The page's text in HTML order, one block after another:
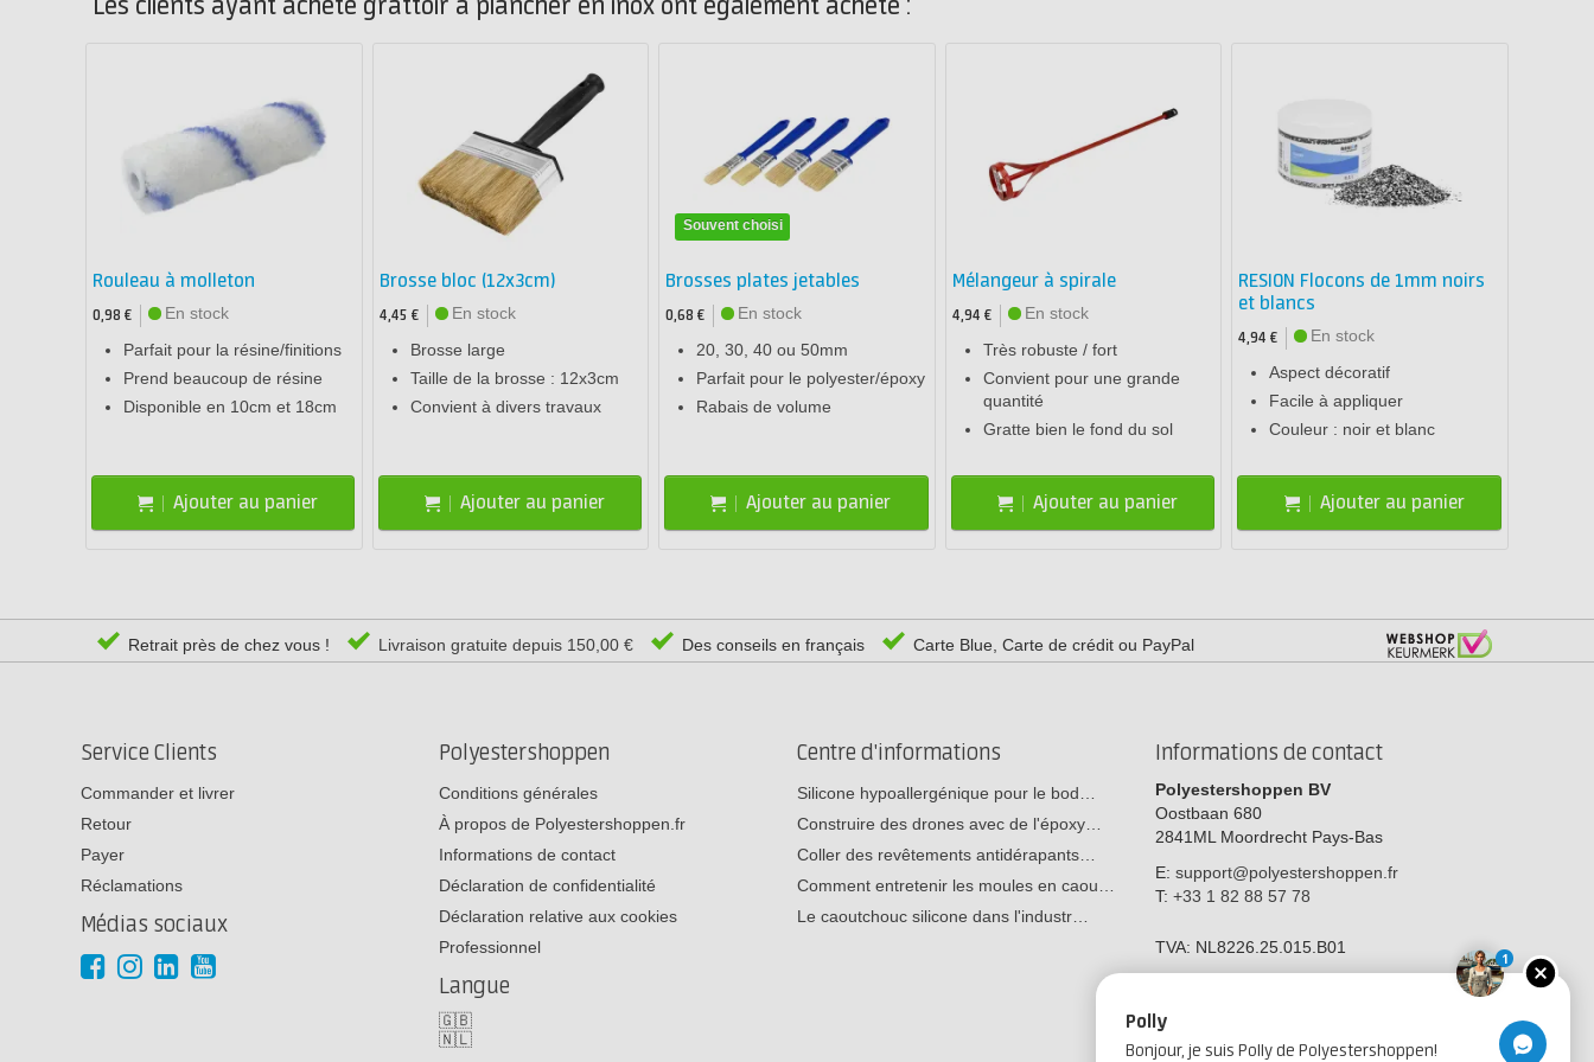
Les clients ayant acheté grattoir à plancher en inox ont également acheté :
Rouleau à molleton
0,98 €
En stock
Parfait pour la résine/finitions
Prend beaucoup de résine
Disponible en 10cm et 18cm
Ajouter au panier
Brosse bloc (12x3cm)
4,45 €
En stock
Brosse large
Taille de la brosse : 12x3cm
Convient à divers travaux
Ajouter au panier
Souvent choisi
Brosses plates jetables
0,68 €
En stock
20, 30, 40 ou 50mm
Parfait pour le polyester/époxy
Rabais de volume
Ajouter au panier
Mélangeur à spirale
4,94 €
En stock
Très robuste / fort
Convient pour une grande
quantité
Gratte bien le fond du sol
Ajouter au panier
RESION Flocons de 1mm noirs
et blancs
4,94 €
En stock
Aspect décoratif
Facile à appliquer
Couleur : noir et blanc
Ajouter au panier
Retrait près de chez vous ! Livraison gratuite depuis 150,00 € Des conseils en français Carte Blue, Carte de crédit ou PayPal
Service Clients
Commander et livrer
Retour
Payer
Réclamations
Médias sociaux
Polyestershoppen
Conditions générales
À propos de Polyestershoppen.fr
Informations de contact
Déclaration de confidentialité
Déclaration relative aux cookies
Professionnel
Langue
🇬🇧
🇳🇱
Centre d'informations
Silicone hypoallergénique pour le bod…
Construire des drones avec de l'époxy…
Coller des revêtements antidérapants…
Comment entretenir les moules en caou…
Le caoutchouc silicone dans l'industr…
Informations de contact
Polyestershoppen BV
Oostbaan 680
2841ML Moordrecht Pays-Bas
E: support@polyestershoppen.fr
T: +33 1 82 88 57 78
TVA: NL8226.25.015.B01
1
Polly
Bonjour, je suis Polly de Polyestershoppen!